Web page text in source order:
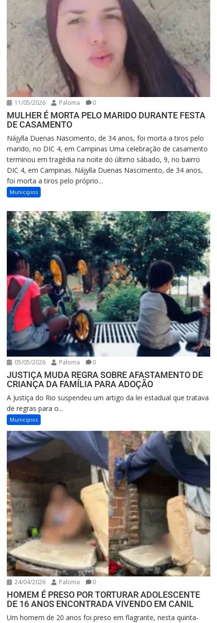
11/05/2026 Paloma 0
MULHER É MORTA PELO MARIDO DURANTE FESTA
DE CASAMENTO
Nájylla Duenas Nascimento, de 34 anos, foi morta a tiros pelo
marido, no DIC 4, em Campinas Uma celebração de casamento
terminou em tragédia na noite do último sábado, 9, no bairro
DIC 4, em Campinas. Nájylla Duenas Nascimento, de 34 anos,
foi morta a tiros pelo próprio...
Municipios
05/05/2026 Paloma 0
JUSTIÇA MUDA REGRA SOBRE AFASTAMENTO DE
CRIANÇA DA FAMÍLIA PARA ADOÇÃO
A Justiça do Rio suspendeu um artigo da lei estadual que tratava
de regras para o...
Municipios
24/04/2026 Paloma 0
HOMEM É PRESO POR TORTURAR ADOLESCENTE
DE 16 ANOS ENCONTRADA VIVENDO EM CANIL
Um homem de 20 anos foi preso em flagrante, nesta quinta-